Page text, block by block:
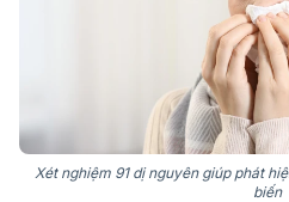
Xét nghiệm 91 dị nguyên giúp phát
biến